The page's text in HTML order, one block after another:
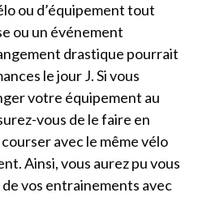
ou d’équipement tout
ou un événement
drastique pourrait
le jour J. Si vous
votre équipement au
vous de le faire en
avec le même vélo
Ainsi, vous aurez pu vous
vos entrainements avec